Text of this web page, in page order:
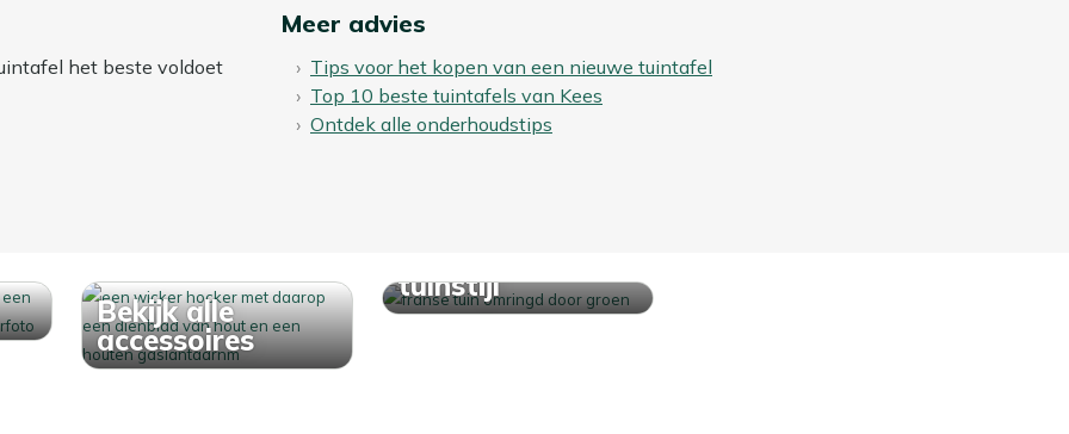
het beste voldoet
Meer advies
Tips voor het kopen van een nieuwe tuintafel
Top 10 beste tuintafels van Kees
Ontdek alle onderhoudstips
Bekijk alle
accessoires
tuinstijl